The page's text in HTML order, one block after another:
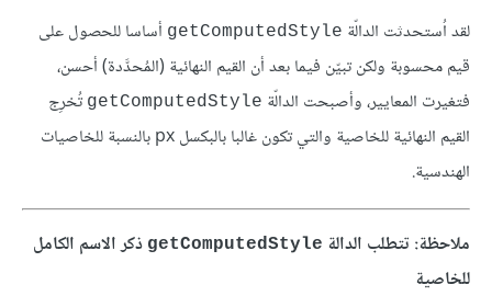
لقد اُستحدثت الدالّة getComputedStyle أساسا للحصول على
قيم محسوبة ولكن تبيّن فيما بعد أن القيم النهائية (المُحدَّدة) أحسن،
فتغيرت المعايير، وأصبحت الدالّة getComputedStyle تُخرِج
القيم النهائية للخاصية والتي تكون غالبا بالبكسل px بالنسبة للخاصيات
الهندسية.
ملاحظة: تتطلب الدالة getComputedStyle ذكر الاسم الكامل
للخاصية